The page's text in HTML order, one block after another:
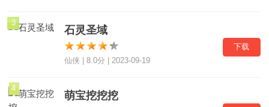
3
石灵圣域
仙侠 | 8.0分 | 2023-09-19
下载
4
萌宝挖挖挖